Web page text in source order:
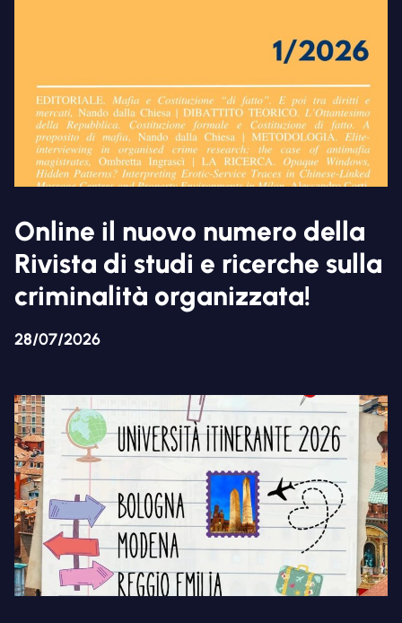
Online il nuovo numero della
Rivista di studi e ricerche sulla
criminalità organizzata!
28/07/2026